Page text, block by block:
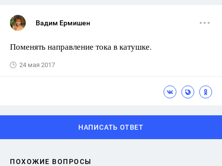
Вадим Ермишен
Поменять направление тока в катушке.
24 мая 2017
НАПИСАТЬ ОТВЕТ
ПОХОЖИЕ ВОПРОСЫ